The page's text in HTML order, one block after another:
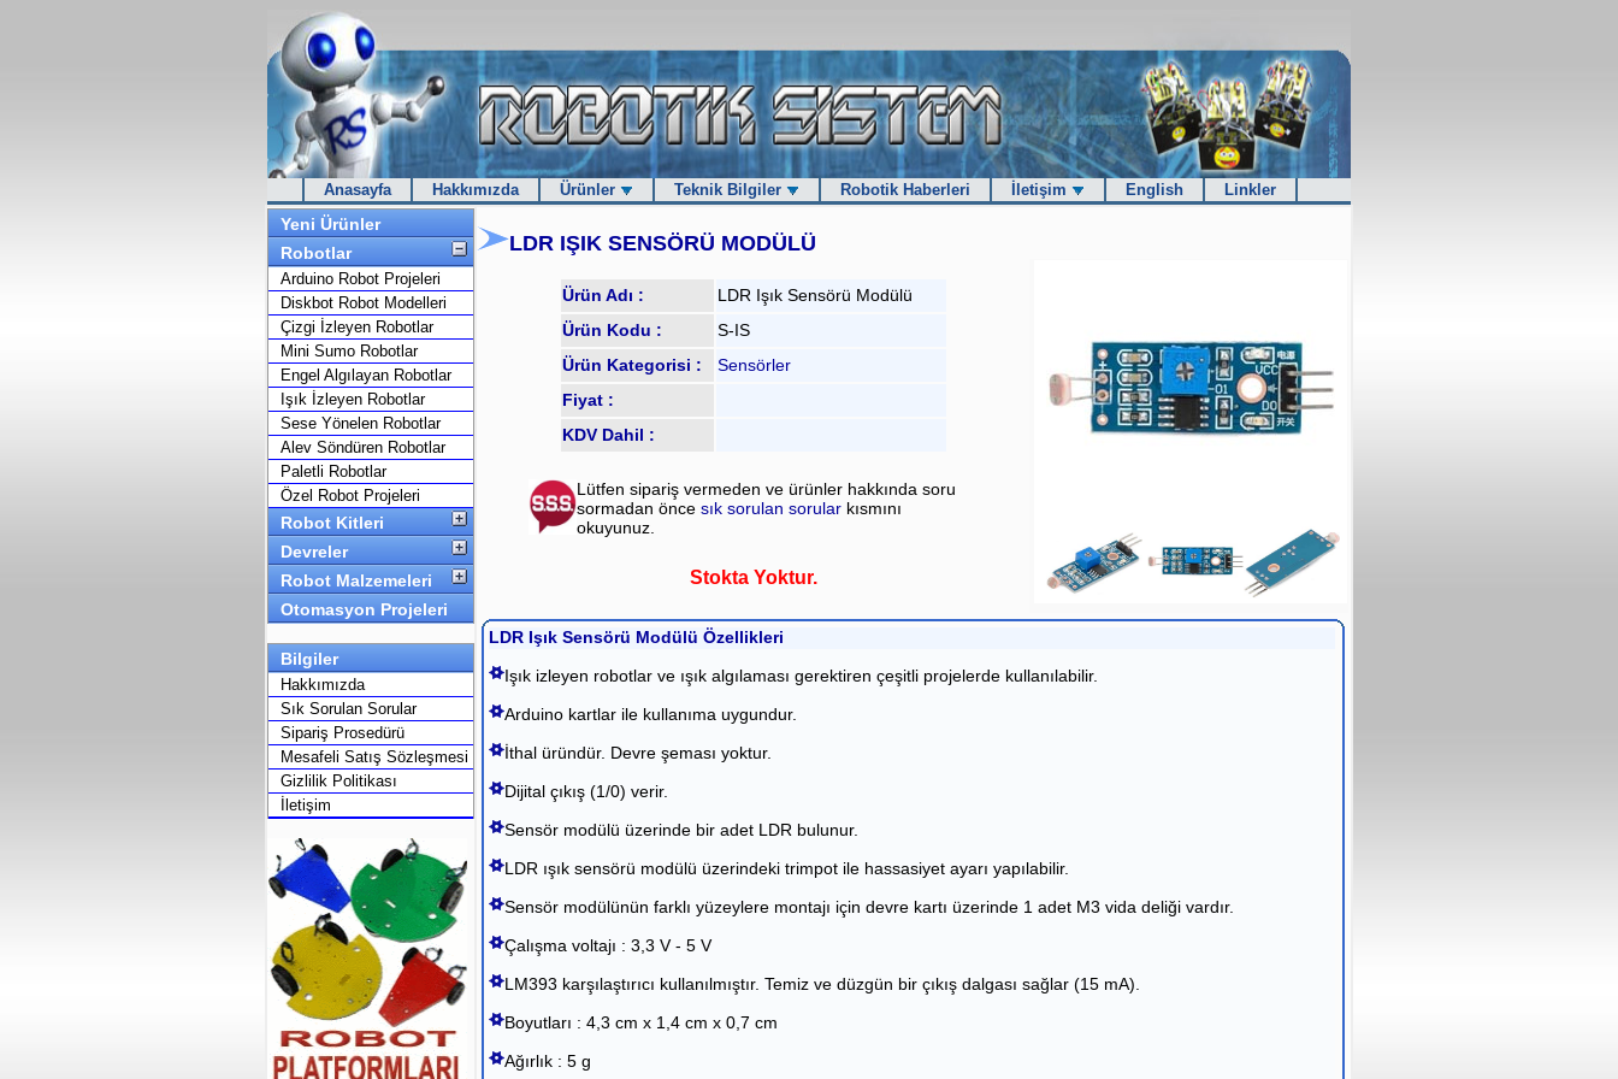
Anasayfa Hakkımızda Ürünler Teknik Bilgiler Robotik Haberleri İletişim English Linkler
Yeni Ürünler
Robotlar
Arduino Robot Projeleri
Diskbot Robot Modelleri
Çizgi İzleyen Robotlar
Mini Sumo Robotlar
Engel Algılayan Robotlar
Işık İzleyen Robotlar
Sese Yönelen Robotlar
Alev Söndüren Robotlar
Paletli Robotlar
Özel Robot Projeleri
Robot Kitleri
Devreler
Robot Malzemeleri
Otomasyon Projeleri
Bilgiler
Hakkımızda
Sık Sorulan Sorular
Sipariş Prosedürü
Mesafeli Satış Sözleşmesi
Gizlilik Politikası
İletişim
LDR IŞIK SENSÖRÜ MODÜLÜ
Ürün Adı :
LDR Işık Sensörü Modülü
Ürün Kodu :
S-IS
Ürün Kategorisi :
Sensörler
Fiyat :
KDV Dahil :
Lütfen sipariş vermeden ve ürünler hakkında soru
sormadan önce sık sorulan sorular kısmını
okuyunuz.
Stokta Yoktur.
LDR Işık Sensörü Modülü Özellikleri
Işık izleyen robotlar ve ışık algılaması gerektiren çeşitli projelerde kullanılabilir.
Arduino kartlar ile kullanıma uygundur.
İthal üründür. Devre şeması yoktur.
Dijital çıkış (1/0) verir.
Sensör modülü üzerinde bir adet LDR bulunur.
LDR ışık sensörü modülü üzerindeki trimpot ile hassasiyet ayarı yapılabilir.
Sensör modülünün farklı yüzeylere montajı için devre kartı üzerinde 1 adet M3 vida deliği vardır.
Çalışma voltajı : 3,3 V - 5 V
LM393 karşılaştırıcı kullanılmıştır. Temiz ve düzgün bir çıkış dalgası sağlar (15 mA).
Boyutları : 4,3 cm x 1,4 cm x 0,7 cm
Ağırlık : 5 g